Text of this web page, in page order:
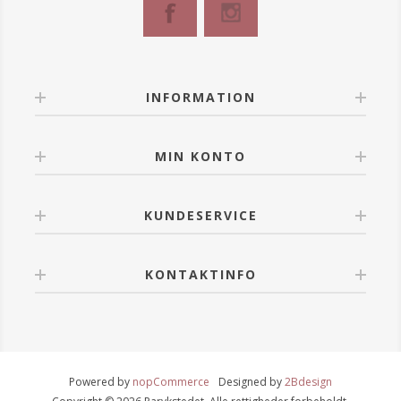
INFORMATION
MIN KONTO
KUNDESERVICE
KONTAKTINFO
Powered by nopCommerce Designed by2Bdesign